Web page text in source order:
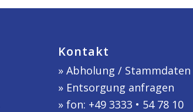
Kontakt
» Abholung / Stammdaten
» Entsorgung anfragen
» fon: +49 3333 • 54 78 10